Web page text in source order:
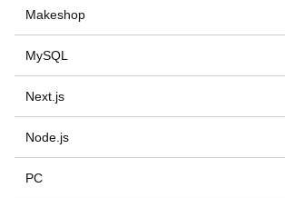
Makeshop
MySQL
Next.js
Node.js
PC